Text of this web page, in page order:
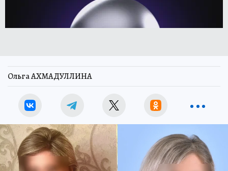
Ольга АХМАДУЛЛИНА